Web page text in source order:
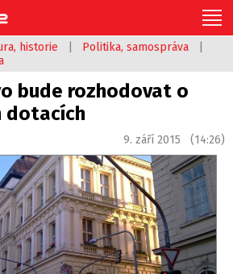
historie Politika, samospráva
bude rozhodovat o
dotacích
9. září 2015 (14:26)